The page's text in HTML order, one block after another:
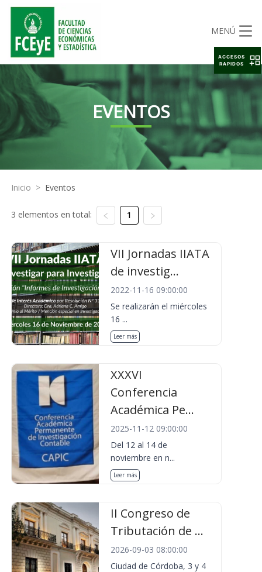
MENÚ
EVENTOS
Inicio > Eventos
3 elementos en total: 1
VII Jornadas IIATA
de investig...
2022-11-16 09:00:00
Se realizarán el miércoles
16 ...
Leer más
XXXVI
Conferencia
Académica Pe...
2025-11-12 09:00:00
Del 12 al 14 de
noviembre en n...
Leer más
II Congreso de
Tributación de ...
2026-09-03 08:00:00
Ciudad de Córdoba, 3 y 4
ACCESOS
RAPIDOS